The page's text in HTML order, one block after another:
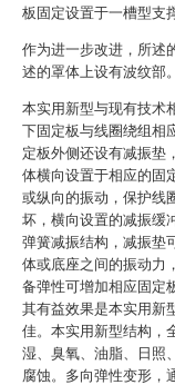
板固定设置于一槽型支
作为进一步改进，所述
述的罩体上设有波纹部。
本实用新型与现有技术
下固定板与线圈绕组相
定板外侧还设有减振垫
体横向设置于相应的固
或纵向的振动，保护线
坏，横向设置的减振缓
弹簧减振结构，减振垫
体或底座之间的振动力
备弹性可增加相应固定
其有益效果是本实用新
佳。本实用新型结构，
湿、臭氧、油脂、日照
腐蚀。多向弹性变形，